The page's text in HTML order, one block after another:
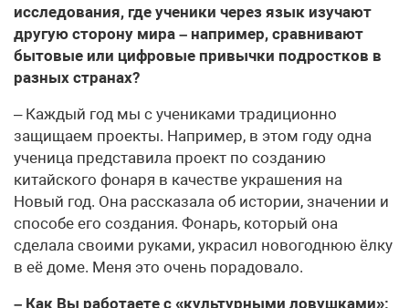
исследования, где ученики через язык изучают
другую сторону мира – например, сравнивают
бытовые или цифровые привычки подростков в
разных странах?
– Каждый год мы с учениками традиционно
защищаем проекты. Например, в этом году одна
ученица представила проект по созданию
китайского фонаря в качестве украшения на
Новый год. Она рассказала об истории, значении и
способе его создания. Фонарь, который она
сделала своими руками, украсил новогоднюю ёлку
в её доме. Меня это очень порадовало.
– Как Вы работаете с «культурными ловушками»: